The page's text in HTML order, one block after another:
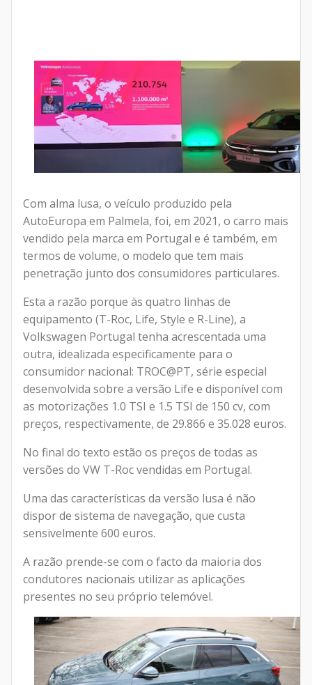
Com alma lusa, o veículo produzido pela
AutoEuropa em Palmela, foi, em 2021, o carro mais
vendido pela marca em Portugal e é também, em
termos de volume, o modelo que tem mais
penetração junto dos consumidores particulares.
Esta a razão porque às quatro linhas de
equipamento (T-Roc, Life, Style e R-Line), a
Volkswagen Portugal tenha acrescentada uma
outra, idealizada especificamente para o
consumidor nacional: TROC@PT, série especial
desenvolvida sobre a versão Life e disponível com
as motorizações 1.0 TSI e 1.5 TSI de 150 cv, com
preços, respectivamente, de 29.866 e 35.028 euros.
No final do texto estão os preços de todas as
versões do VW T-Roc vendidas em Portugal.
Uma das características da versão lusa é não
dispor de sistema de navegação, que custa
sensivelmente 600 euros.
A razão prende-se com o facto da maioria dos
condutores nacionais utilizar as aplicações
presentes no seu próprio telemóvel.